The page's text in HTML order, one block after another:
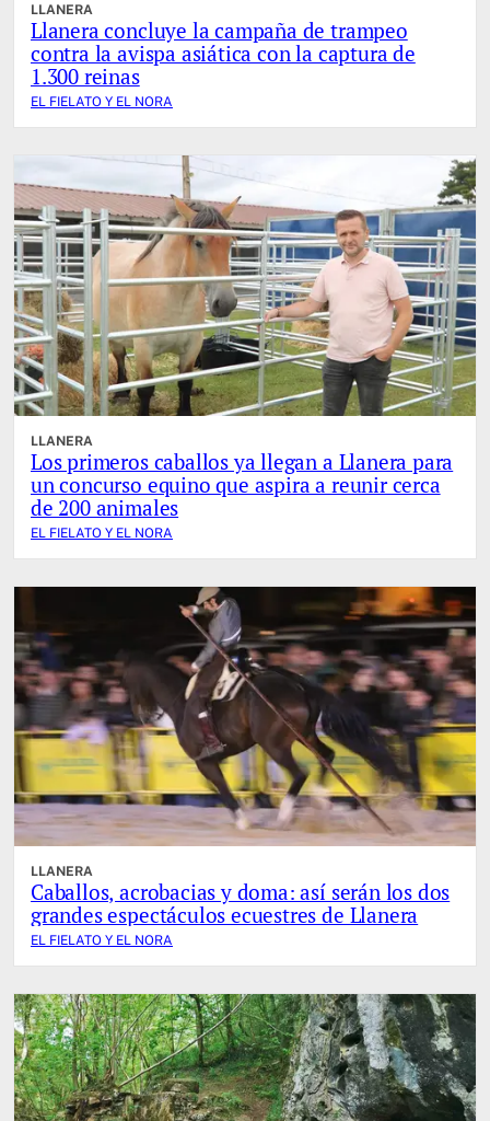
LLANERA
Llanera concluye la campaña de trampeo
contra la avispa asiática con la captura de
1.300 reinas
EL FIELATO Y EL NORA
LLANERA
Los primeros caballos ya llegan a Llanera para
un concurso equino que aspira a reunir cerca
de 200 animales
EL FIELATO Y EL NORA
LLANERA
Caballos, acrobacias y doma: así serán los dos
grandes espectáculos ecuestres de Llanera
EL FIELATO Y EL NORA